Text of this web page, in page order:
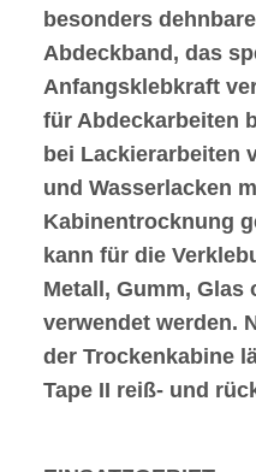
besonders
Abdeckband, das
Anfangsklebkraft
für Abdeckarbeiten
bei Lackierarbeiten
und Wasserlacken
Kabinentrocknung
kann für die
Metall, Gumm, Glas
verwendet werden.
der Trockenkabine
Tape II reiß- und